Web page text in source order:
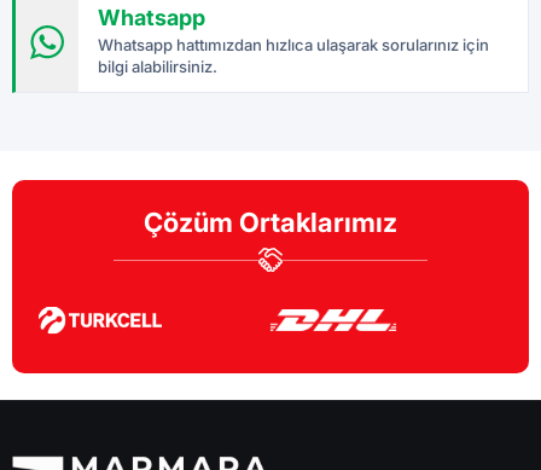
Whatsapp
Whatsapp hattımızdan hızlıca ulaşarak sorularınız için
bilgi alabilirsiniz.
Çözüm Ortaklarımız